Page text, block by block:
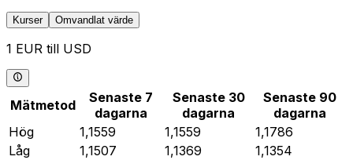
Kurser Omvandlat värde
1 EUR till USD
Mätmetod
Senaste 7
dagarna
Senaste 30
dagarna
Senaste 90
dagarna
Hög
1,1559 1,1559
1,1786
Låg
1,1507 1,1369
1,1354